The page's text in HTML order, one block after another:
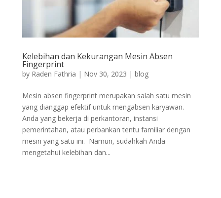
Kelebihan dan Kekurangan Mesin Absen
Fingerprint
by Raden Fathria | Nov 30, 2023 | blog
Mesin absen fingerprint merupakan salah satu mesin
yang dianggap efektif untuk mengabsen karyawan.
Anda yang bekerja di perkantoran, instansi
pemerintahan, atau perbankan tentu familiar dengan
mesin yang satu ini. Namun, sudahkah Anda
mengetahui kelebihan dan...